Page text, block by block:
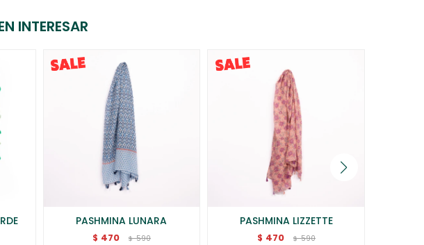
INTERESAR
PASHMINA LUNARA
$ 470 $ 590
PASHMINA LIZZETTE
$ 470 $ 590